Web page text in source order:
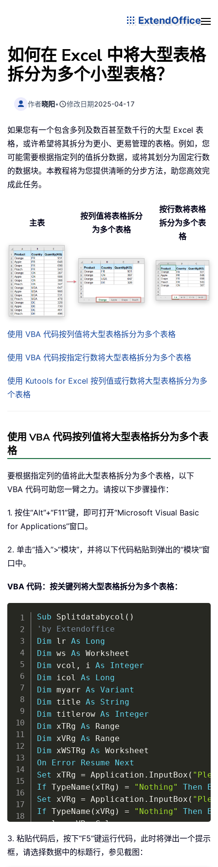
ExtendOffice
如何在 Excel 中将大型表格
拆分为多个小型表格？
作者晓阳• 修改日期2025-04-17
如果您有一个包含多列及数百甚至数千行的大型 Excel 表
格，或许希望将其拆分为更小、更易管理的表格。例如，您
可能需要根据指定列的值拆分数据，或将其划分为固定行数
的数据块。本教程将为您提供清晰的分步方法，助您高效完
成此任务。
主表
按列值将表格拆分
为多个表格
按行数将表格
拆分为多个表
格
使用 VBA 代码按列值将大型表格拆分为多个表格
使用 VBA 代码按指定行数将大型表格拆分为多个表格
使用 Kutools for Excel 按列值或行数将大型表格拆分为多
个表格
使用 VBA 代码按列值将大型表格拆分为多个表
格
要根据指定列的值将此大型表格拆分为多个表格，以下
VBA 代码可助您一臂之力。请按以下步骤操作：
1. 按住“Alt”+“F11”键，即可打开“Microsoft Visual Basic
for Applications”窗口。
2. 单击“插入”>“模块”，并将以下代码粘贴到弹出的“模块”窗
口中。
VBA 代码：按关键列将大型表格拆分为多个表格：
Sub Splitdatabycol ( )
'by Extendoffice
Dim lr As
Long
Dim ws As
Dim vcol , i As
Integer
Dim icol As
Long
Dim myarr As
Variant
Dim title As
String
Dim titlerow As
Integer
Dim xTRg As
Dim xVRg As
Dim xWSTRg As
On
Error Resume
Next
Set xTRg = Application . InputBox (
If TypeName ( xTRg ) = "Nothing" Then
Set xVRg = Application . InputBox (
If TypeName ( xVRg ) = "Nothing" Then
vcol = xVRg.
Column
Set ws = xTRg.Worksheet
lr = ws.Cells( ws.Rows.
3. 粘贴代码后，按下“F5”键运行代码，此时将弹出一个提示
框，请选择数据中的标题行，参见截图：